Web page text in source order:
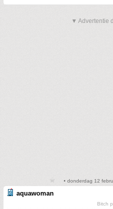
▼ Advertentie
• donderdag 12
aquawoman
Bitch